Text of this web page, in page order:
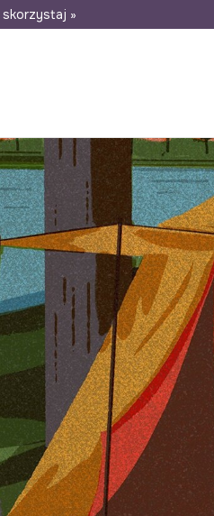
30 dni na zwrot
skorzystaj »